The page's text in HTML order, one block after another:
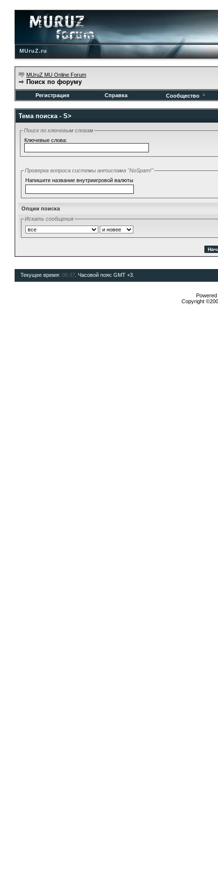
MUruZ.ru
MUruZ MU Online Forum
Поиск по форуму
Регистрация Справка Сообщество
Тема поиска - S>
Поиск по ключевым словам
Ключевые слова:
Проверка вопроса системы антиспама "NoSpam!"
Напишите название внутриигровой валюты
Опции поиска
Искать сообщения
Текущее время: 06:37. Часовой пояс GMT +3.
Copyright